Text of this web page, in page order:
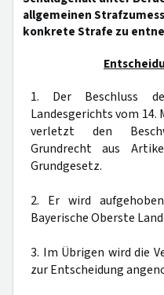
allgemeinen
konkrete Strafe zu
1. Der Beschluss
Landesgerichts vom 14.
verletzt den
Grundrecht aus
Grundgesetz.
2. Er wird
Bayerische Oberste
3. Im Übrigen wird die
zur Entscheidung